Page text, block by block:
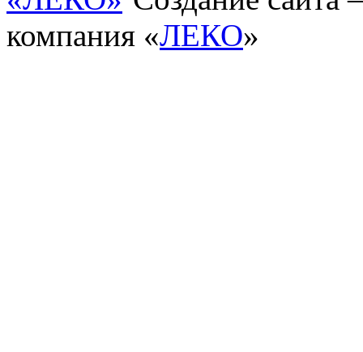
компания «ЛЕКО»